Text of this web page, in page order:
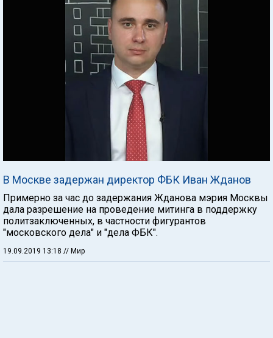
В Москве задержан директор ФБК Иван Жданов
Примерно за час до задержания Жданова мэрия Москвы
дала разрешение на проведение митинга в поддержку
политзаключенных, в частности фигурантов
"московского дела" и "дела ФБК".
19.09.2019 13:18 // Мир